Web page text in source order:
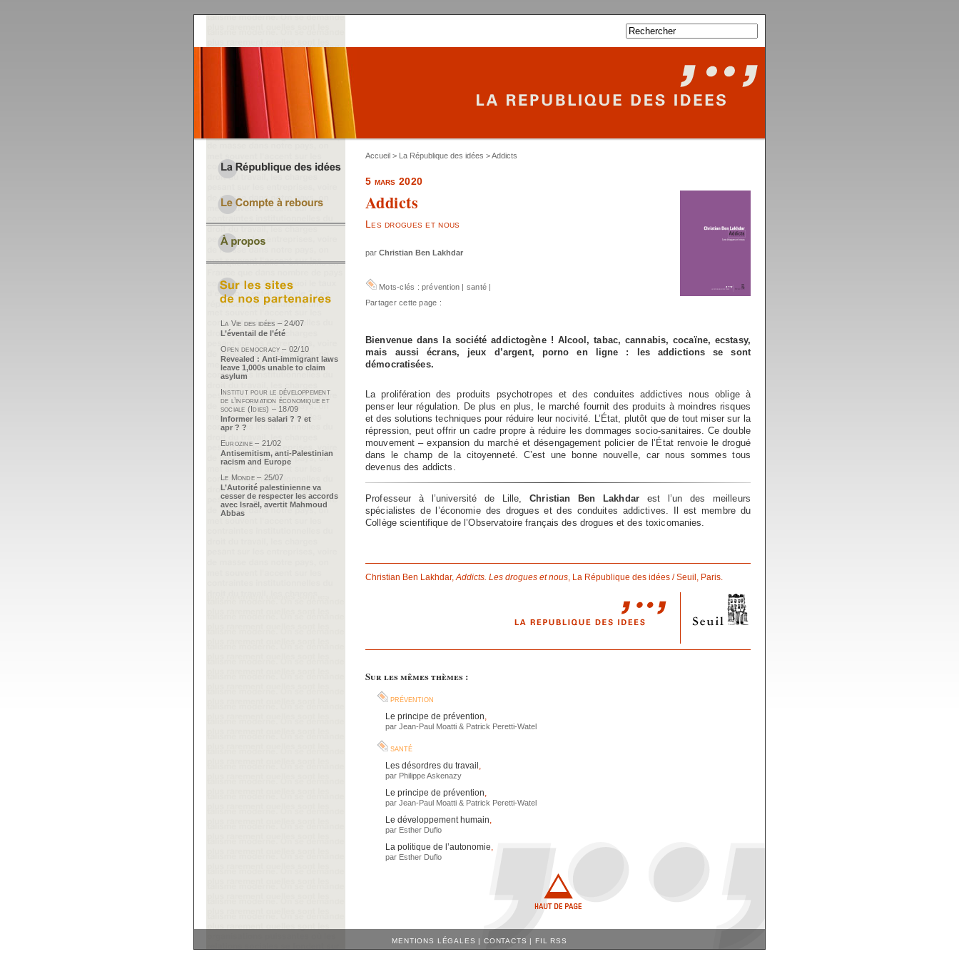
Accueil > La République des idées > Addicts
5 mars 2020
Addicts
Les drogues et nous
par Christian Ben Lakhdar
Mots-clés : prévention | santé |
Partager cette page :
Bienvenue dans la société addictogène ! Alcool, tabac, cannabis, cocaïne, ecstasy,
mais aussi écrans, jeux d’argent, porno en ligne : les addictions se sont
démocratisées.
La prolifération des produits psychotropes et des conduites addictives nous oblige à
penser leur régulation. De plus en plus, le marché fournit des produits à moindres risques
et des solutions techniques pour réduire leur nocivité. L’État, plutôt que de tout miser sur la
répression, peut offrir un cadre propre à réduire les dommages socio-sanitaires. Ce double
mouvement – expansion du marché et désengagement policier de l’État renvoie le drogué
dans le champ de la citoyenneté. C’est une bonne nouvelle, car nous sommes tous
devenus des addicts.
Professeur à l’université de Lille,Christian Ben Lakhdarest l’un des meilleurs
spécialistes de l’économie des drogues et des conduites addictives. Il est membre du
Collège scientifique de l’Observatoire français des drogues et des toxicomanies.
Christian Ben Lakhdar,Addicts. Les drogues et nous, La République des idées / Seuil, Paris.
Sur les mêmes thèmes :
prévention
Le principe de prévention,
par Jean-Paul Moatti & Patrick Peretti-Watel
santé
Les désordres du travail ,
par Philippe Askenazy
Le principe de prévention,
par Jean-Paul Moatti & Patrick Peretti-Watel
Le développement humain,
par Esther Duflo
La politique de l’autonomie,
par Esther Duflo
La Vie des idées – 24/07
L’éventail de l’été
Open democracy – 02/10
Revealed : Anti-immigrant laws
leave 1,000s unable to claim
asylum
Institut pour le développement
de l’information économique et
sociale (Idies) – 18/09
Informer les salari ? ? et
apr ? ?
Eurozine – 21/02
Antisemitism, anti-Palestinian
racism and Europe
Le Monde – 25/07
L’Autorité palestinienne va
cesser de respecter les accords
avec Israël, avertit Mahmoud
Abbas
MENTIONS LÉGALES | CONTACTS | FIL RSS